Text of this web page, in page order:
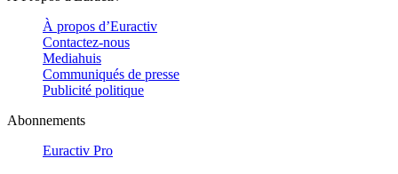
À propos d’Euractiv
Contactez-nous
Mediahuis
Communiqués de presse
Publicité politique
Abonnements
Euractiv Pro